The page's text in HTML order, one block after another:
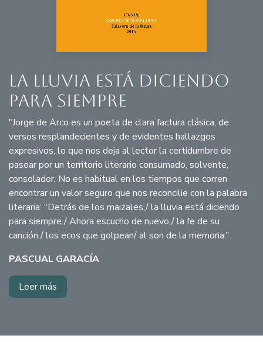
La lluvia está diciendo
para siempre
"Jorge de Arco es un poeta de clara factura clásica, de
versos resplandecientes y de evidentes hallazgos
expresivos, lo que nos deja al lector la certidumbre de
pasear por un territorio literario consumado, solvente,
consolador. No es habitual en los tiempos que corren
encontrar un valor seguro que nos reconcilie con la palabra
literaria: “Detrás de los maizales,/ la lluvia está diciendo
para siempre./ Ahora escucho de nuevo,/ la fe de su
canción,/ los ecos que golpean/ al son de la memoria.”
PASCUAL GARACÍA
Leer más